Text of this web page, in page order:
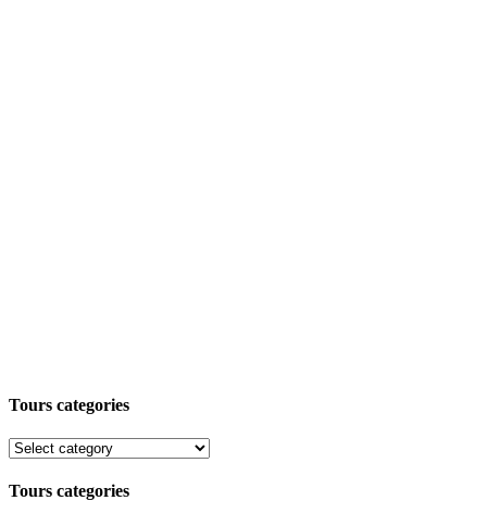
Tours categories
Tours categories